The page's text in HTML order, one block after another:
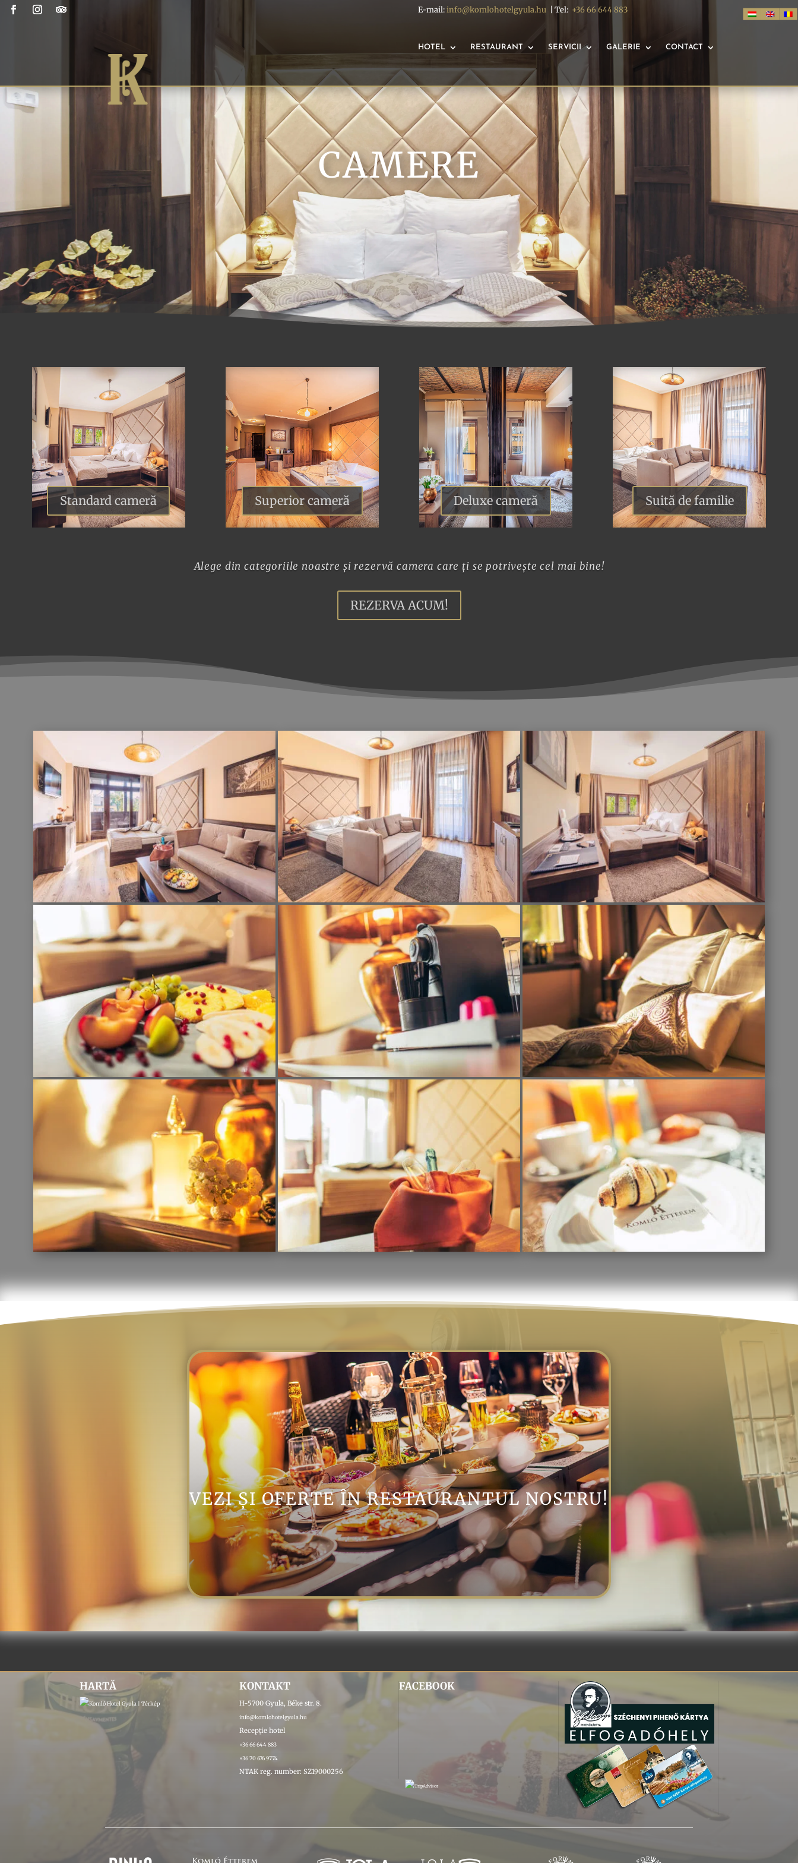
E-mail:info@komlohotelgyula.hu| Tel: +36 66 644 883
HOTEL RESTAURANT SERVICII GALERIE CONTACT
CAMERE
Standard cameră Superior cameră Deluxe cameră Suită de familie
Alege din categoriile noastre și rezervă camera care ți se potrivește cel mai bine!
REZERVA ACUM!
VEZI ȘI OFERTE ÎN RESTAURANTUL NOSTRU!
HARTĂ KONTAKT
H-5700 Gyula, Béke str. 8.
info@komlohotelgyula.hu
Recepție hotel
+36 66 644 883
+36 70 676 9774
NTAK reg. number: SZ19000256
FACEBOOK